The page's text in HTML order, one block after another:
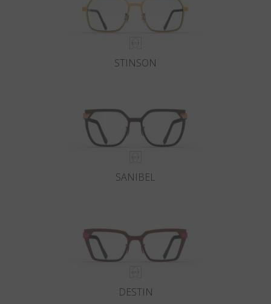
STINSON
SANIBEL
DESTIN